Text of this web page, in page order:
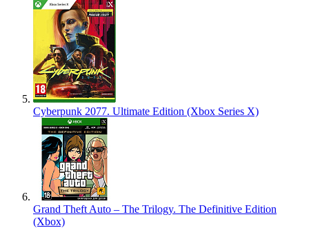
Cyberpunk 2077. Ultimate Edition (Xbox Series X)
Grand Theft Auto – The Trilogy. The Definitive Edition
(Xbox)